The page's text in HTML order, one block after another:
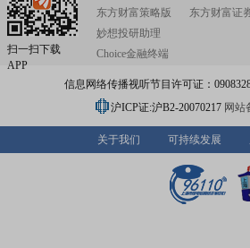
扫一扫下载
APP
东方财富策略版
妙想投研助理
Choice金融终端
东方财富证
信息网络传播视听节目许可证：
沪ICP证:沪B2-20070217 网站
关于我们 可持续发展